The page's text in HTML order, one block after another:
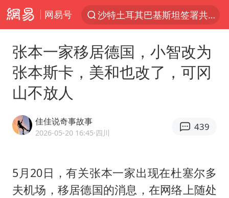
网易号
沙特土耳其巴基斯坦签署共同防务协议
泉州市委书记张毅恭被查
四川宜宾市高县4.9级地震致1人死亡
中巨芯：上半年归母净利润1405.77万元
中国女篮70-67险胜尼日利亚女篮
张本一家移居德国，小智改为
张本斯卡，美和也改了，可冈
山不放人
佳佳说奇事故事
2026-05-20 16:45·四川
439
5月20日，有关张本一家出现在杜塞尔多
夫机场，移居德国的消息，在网络上随处